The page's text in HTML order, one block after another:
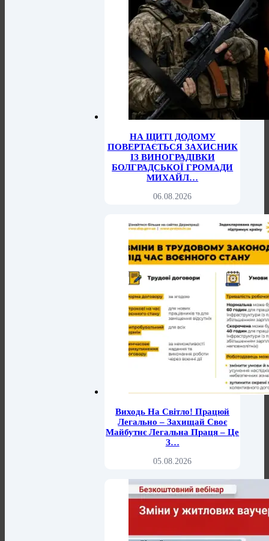
НА ЩИТІ ДОДОМУ
ПОВЕРТАЄТЬСЯ ЗАХИСНИК
ІЗ ВИНОГРАДІВКИ
БОЛГРАДСЬКОЇ ГРОМАДИ
МИХАЙЛ…
06.08.2026
Виходь На Світло! Працюй
Легально – Захищай Своє
Майбутнє Легальна Праця – Це
З…
05.08.2026